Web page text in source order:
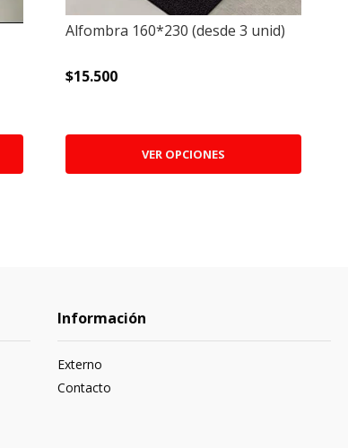
Alfombra 160*230 (desde 3 unid)
$15.500
VER OPCIONES
Información
Externo
Contacto